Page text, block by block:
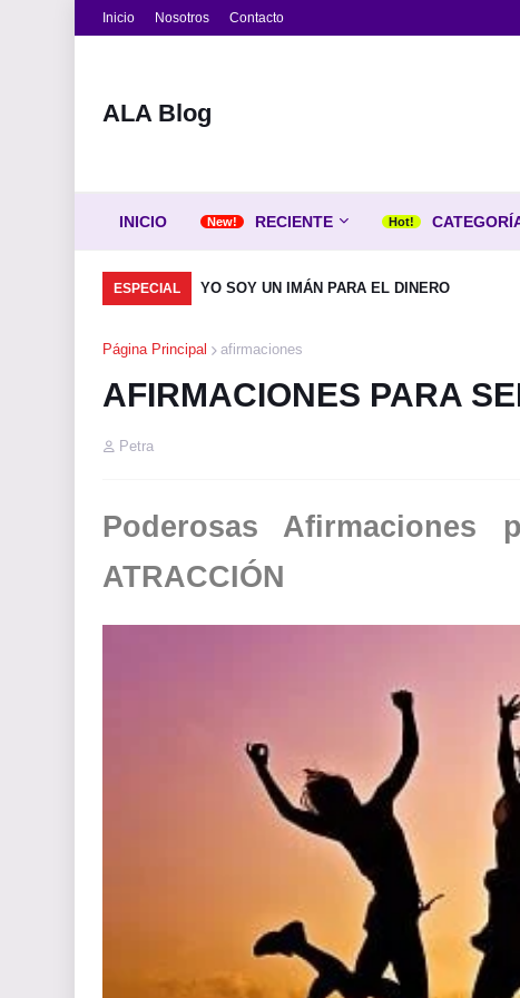
Inicio Nosotros Contacto
ALA Blog
INICIO RECIENTE
ESPECIAL YO SOY UN IMÁN PARA EL DINERO
Página Principal afirmaciones
AFIRMACIONES PARA
Petra
Poderosas
ATRACCIÓN